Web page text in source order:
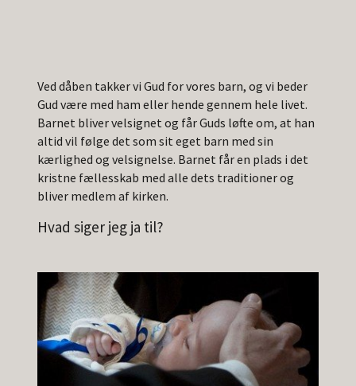
Ved dåben takker vi Gud for vores barn, og vi beder
Gud være med ham eller hende gennem hele livet.
Barnet bliver velsignet og får Guds løfte om, at han
altid vil følge det som sit eget barn med sin
kærlighed og velsignelse. Barnet får en plads i det
kristne fællesskab med alle dets traditioner og
bliver medlem af kirken.
Hvad siger jeg ja til?